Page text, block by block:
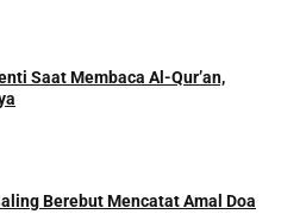
Saat Membaca Al-Qur’an,
Berebut Mencatat Amal Doa